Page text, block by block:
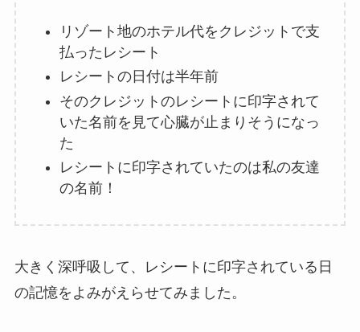
リゾート地のホテル代をクレジットで支
払ったレシート
レシートの日付は半年前
そのクレジットのレシートに印字されて
いた名前を見て心臓が止まりそうになっ
た
レシートに印字されていたのは私の友達
の名前！
大きく深呼吸して、レシートに印字されている日
の記憶をよみがえらせてみました。